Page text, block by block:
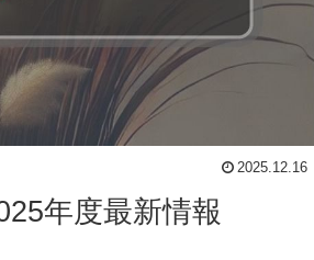
2025.12.16
年度最新情報